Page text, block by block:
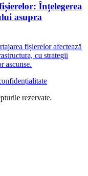
Înțelegerea
asupra
fișierelor afectează
cu strategii
ascunse.
rezervate.